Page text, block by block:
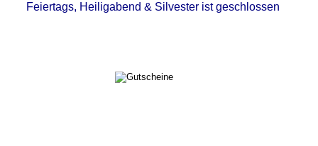
Feiertags, Heiligabend & Silvester ist geschlossen